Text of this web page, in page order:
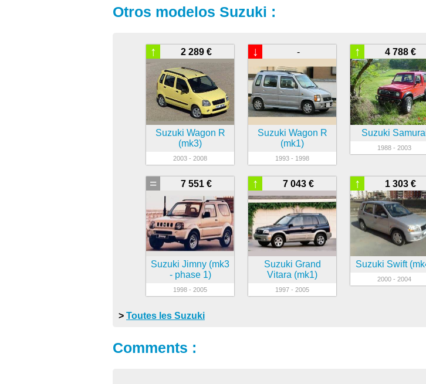
Otros modelos Suzuki :
2 289 €
↑
Suzuki Wagon R
(mk3)
2003 - 2008
-
↓
Suzuki Wagon R
(mk1)
1993 - 1998
4 788 €
↑
Suzuki
1988 - 2003
7 551 €
=
Suzuki Jimny (mk3
- phase 1)
1998 - 2005
7 043 €
↑
Suzuki Grand
Vitara (mk1)
1997 - 2005
1 303 €
↑
Suzuki Swift
2000 - 2004
> Toutes les Suzuki
Comments :